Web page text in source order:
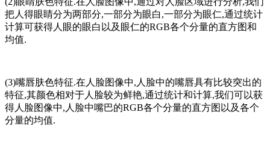
把人得眼睛分为两部分,一部分为眼白,一部分为眼仁,通过统计
计算可获得人眼的眼白以及眼仁的RGB各个分量的直方图和
均值.
(3)嘴唇肤色特征.在人脸图像中,人脸中的嘴唇具有比较突出的
特征,其颜色相对于人脸较为鲜艳,通过统计和计算,我们可以获
得人脸图像中,人脸中嘴巴的RGB各个分量的直方图以及各个
分量的均值.